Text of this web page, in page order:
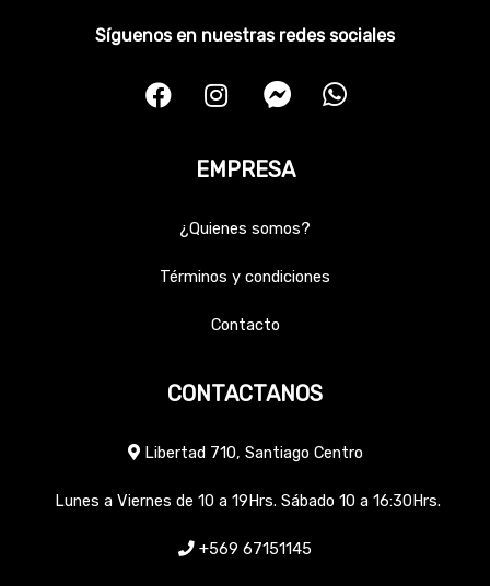
Síguenos en nuestras redes sociales
EMPRESA
¿Quienes somos?
Términos y condiciones
Contacto
CONTACTANOS
Libertad 710, Santiago Centro
Lunes a Viernes de 10 a 19Hrs. Sábado 10 a 16:30Hrs.
+569 67151145